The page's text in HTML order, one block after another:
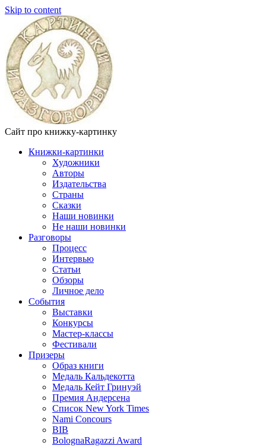
Skip to content
Сайт про книжку-картинку
Книжки-картинки
Художники
Авторы
Издательства
Страны
Сказки
Наши новинки
Не наши новинки
Разговоры
Процесс
Интервью
Статьи
Обзоры
Личное дело
События
Выставки
Конкурсы
Мастер-классы
Фестивали
Призеры
Образ книги
Медаль Кальдекотта
Медаль Кейт Гринуэй
Премия Андерсена
Список New York Times
Nami Concours
BIB
BolognaRagazzi Award